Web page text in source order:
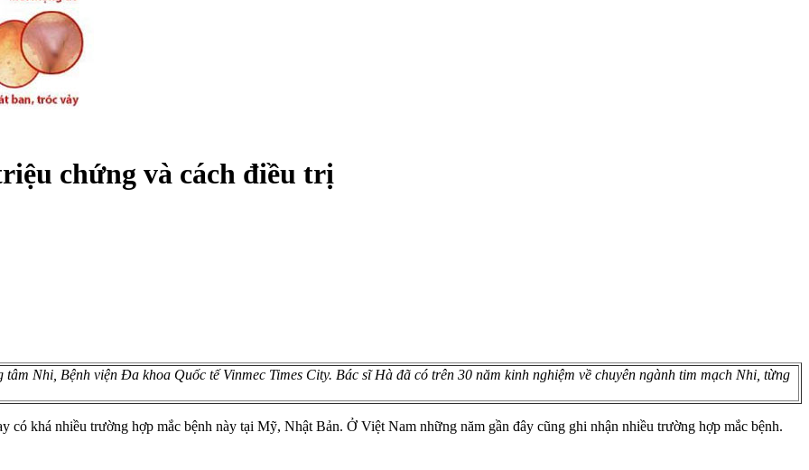
chứng và cách điều trị
tâm Nhi, Bệnh viện Đa khoa Quốc tế Vinmec Times City. Bác sĩ Hà đã có trên 30 năm kinh nghiệm về chuyên ngành tim mạch Nhi, từng
có khá nhiều trường hợp mắc bệnh này tại Mỹ, Nhật Bản. Ở Việt Nam những năm gần đây cũng ghi nhận nhiều trường hợp mắc bệnh.